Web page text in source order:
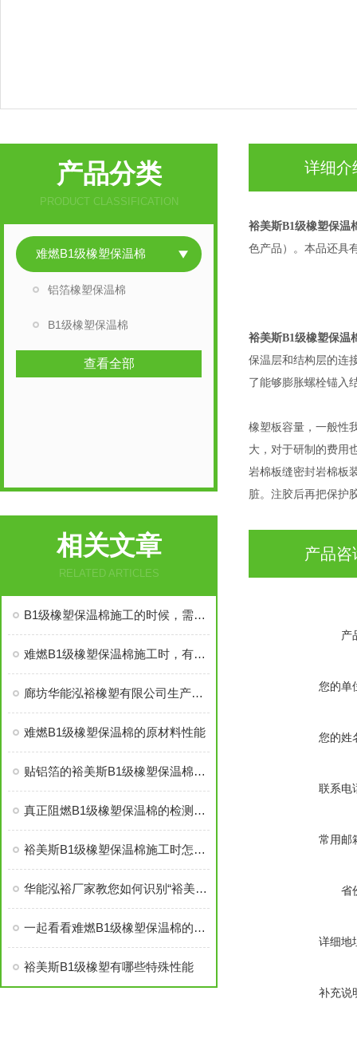
产品分类
PRODUCT CLASSIFICATION
难燃B1级橡塑保温棉
铝箔橡塑保温棉
B1级橡塑保温棉
查看全部
相关文章
RELATED ARTICLES
B1级橡塑保温棉施工的时候，需要注意哪些事项
难燃B1级橡塑保温棉施工时，有些事情得注意
廊坊华能泓裕橡塑有限公司生产的圣裕德B1级橡塑保温棉为什么如此受欢迎？
难燃B1级橡塑保温棉的原材料性能
贴铝箔的裕美斯B1级橡塑保温棉优点技术指标
真正阻燃B1级橡塑保温棉的检测标准及技术指标
裕美斯B1级橡塑保温棉施工时怎样选配及体积计算方法
华能泓裕厂家教您如何识别“裕美斯”牌B1级橡塑保温棉产品
一起看看难燃B1级橡塑保温棉的原材料性能
裕美斯B1级橡塑有哪些特殊性能
详细介
裕美斯B1级橡塑保温
色产品）。本品还具
裕美斯B1级橡塑保温
保温层和结构层的连
了能够膨胀螺栓锚入
橡塑板容量，一般性
大，对于研制的费用
岩棉板缝密封岩棉板
脏。注胶后再把保护
产品咨
产
您的单
您的姓
联系电
常用邮
省
详细地
补充说